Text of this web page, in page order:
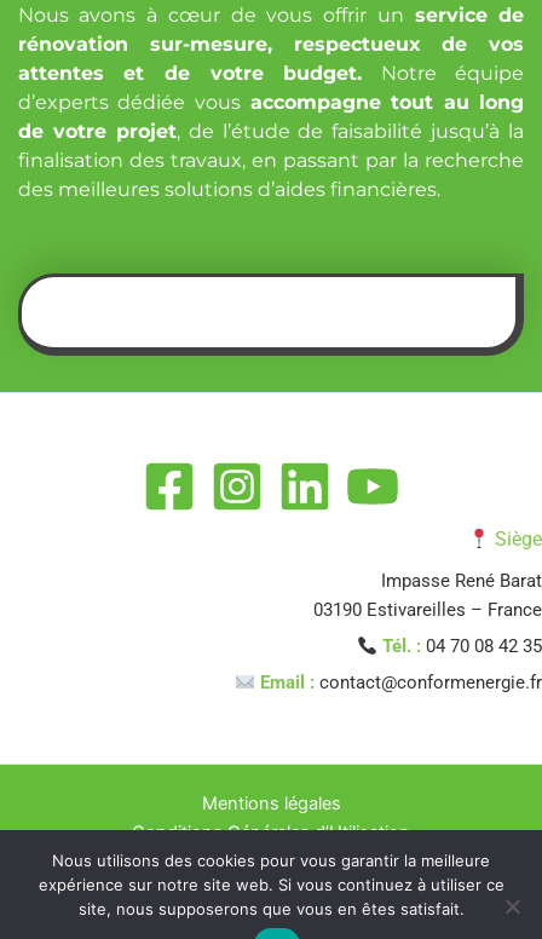
Nous avons à cœur de vous offrir un service de
rénovation sur-mesure, respectueux de vos
attentes et de votre budget. Notre équipe
d’experts dédiée vous accompagne tout au long
de votre projet, de l’étude de faisabilité jusqu’à la
finalisation des travaux, en passant par la recherche
des meilleures solutions d’aides financières.
Siège
Impasse René Barat
03190 Estivareilles – France
Tél. : 04 70 08 42 35
Email : contact@conformenergie.fr
Mentions légales
Conditions Générales d’Utilisation
Politique de confidentialité
Copyright © 2026 CONFORM ENERGIE Experts en Rénovation
Énergétique
Nous utilisons des cookies pour vous garantir la meilleure
expérience sur notre site web. Si vous continuez à utiliser ce
site, nous supposerons que vous en êtes satisfait.